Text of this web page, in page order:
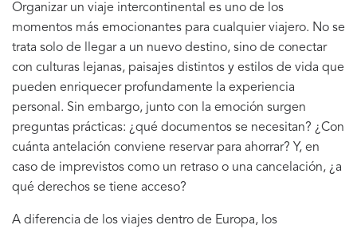
Organizar un viaje intercontinental es uno de los
momentos más emocionantes para cualquier viajero. No se
trata solo de llegar a un nuevo destino, sino de conectar
con culturas lejanas, paisajes distintos y estilos de vida que
pueden enriquecer profundamente la experiencia
personal. Sin embargo, junto con la emoción surgen
preguntas prácticas: ¿qué documentos se necesitan? ¿Con
cuánta antelación conviene reservar para ahorrar? Y, en
caso de imprevistos como un retraso o una cancelación, ¿a
qué derechos se tiene acceso?
A diferencia de los viajes dentro de Europa, los